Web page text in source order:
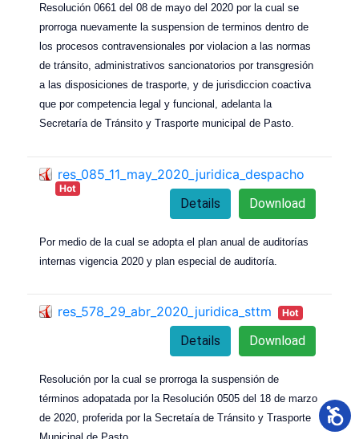
Resolución 0661 del 08 de mayo del 2020 por la cual se
prorroga nuevamente la suspension de terminos dentro de
los procesos contravensionales por violacion a las normas
de tránsito, administrativos sancionatorios por transgresión
a las disposiciones de trasporte, y de jurisdiccion coactiva
que por competencia legal y funcional, adelanta la
Secretaría de Tránsito y Trasporte municipal de Pasto.
res_085_11_may_2020_juridica_despacho
Hot
Download
Details
Por medio de la cual se adopta el plan anual de auditorías
internas vigencia 2020 y plan especial de auditoría.
res_578_29_abr_2020_juridica_sttm Hot
Download
Details
Resolución por la cual se prorroga la suspensión de
términos adopatada por la Resolución 0505 del 18 de marzo
de 2020, proferida por la Secretaía de Tránsito y Trasporte